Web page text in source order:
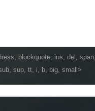
blockquote, ins, del,
sup, tt, i, b, big, small>